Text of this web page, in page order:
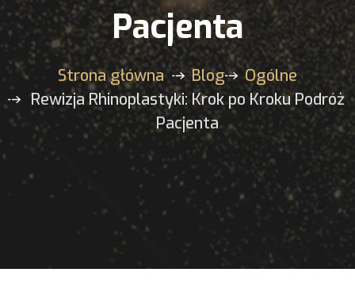
Pacjenta
Strona główna Blog
Ogólne
Rewizja Rhinoplastyki: Krok po Kroku Podróż
Pacjenta